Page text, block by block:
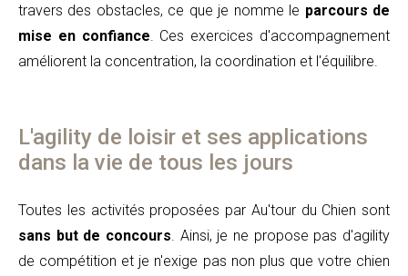
travers des obstacles, ce que je nomme le parcours de
mise en confiance . Ces exercices d'accompagnement
améliorent la concentration, la coordination et l'équilibre.
L'agility de loisir et ses applications
dans la vie de tous les jours
Toutes les activités proposées par Au'tour du Chien sont
sans but de concours . Ainsi, je ne propose pas d'agility
de compétition et je n'exige pas non plus que votre chien